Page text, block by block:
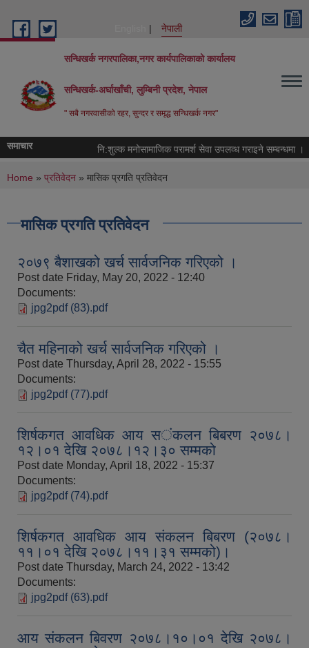
नेपाली
सन्धिखर्क नगरपालिका,नगर कार्यपालिकाको कार्यालय
सन्धिखर्क-अर्घाखाँची, लुम्बिनी प्रदेश, नेपाल
" सबै नगरवासीकाे रहर, सुन्दर र समृद्ध सन्धिखर्क नगर"
समाचार नि:शुल्क मनोसामाजिक परामर्श सेवा उपलव्ध गराइने सम्बन्धमा ।
You are here
Home » प्रतिवेदन » मासिक प्रगति प्रतिवेदन
मासिक प्रगति प्रतिवेदन
२०७९ बैशाखको खर्च सार्वजनिक गरिएको ।
Post date Friday, May 20, 2022 - 12:40
Documents:
jpg2pdf (83).pdf
चैत महिनाको खर्च सार्वजनिक गरिएको ।
Post date Thursday, April 28, 2022 - 15:55
Documents:
jpg2pdf (77).pdf
शिर्षकगत आवधिक आय स‌‌ंकलन बिबरण २०७८।
१२।०१ देखि २०७८।१२।३० सम्मको
Post date Monday, April 18, 2022 - 15:37
Documents:
jpg2pdf (74).pdf
शिर्षकगत आवधिक आय संकलन बिबरण (२०७८।
११।०१ देखि २०७८।११।३१ सम्मको)।
Post date Thursday, March 24, 2022 - 13:42
Documents:
jpg2pdf (63).pdf
आय संकलन बिवरण २०७८।१०।०१ देखि २०७८।